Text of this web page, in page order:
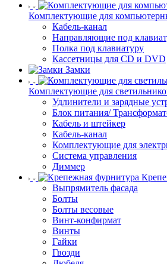
Комплектующие для
Кабель-канал
Направляющие под
Полка под клавиатуру
Кассетницы для CD и DVD
Замки
Комплектующие для
Удлинители и зарядные
Блок питания/
Кабель и штейкер
Кабель-канал
Комплектующие для
Система управления
Диммер
Выпрямитель фасада
Болты
Болты весовые
Винт-конфирмат
Винты
Гайки
Гвозди